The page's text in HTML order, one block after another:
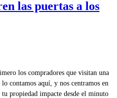
las puertas a los
los compradores que visitan una
contamos aquí, y nos centramos en
propiedad impacte desde el minuto